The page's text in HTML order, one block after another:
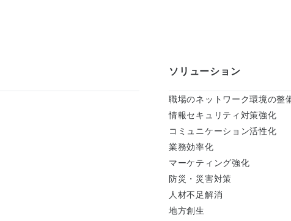
ソリューション
職場のネットワーク環境の整
情報セキュリティ対策強化
コミュニケーション活性化
業務効率化
マーケティング強化
防災・災害対策
人材不足解消
地方創生